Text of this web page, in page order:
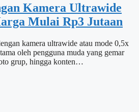
Kamera Ultrawide
Mulai Rp3 Jutaan
kamera ultrawide atau mode 0,5x
oleh pengguna muda yang gemar
grup, hingga konten…